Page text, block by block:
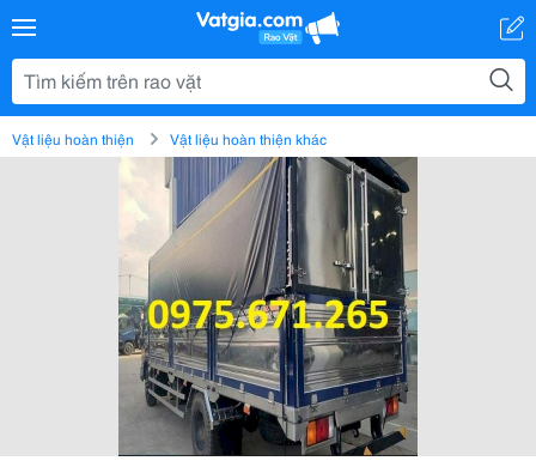
Vật liệu hoàn thiện Vật liệu hoàn thiện khác